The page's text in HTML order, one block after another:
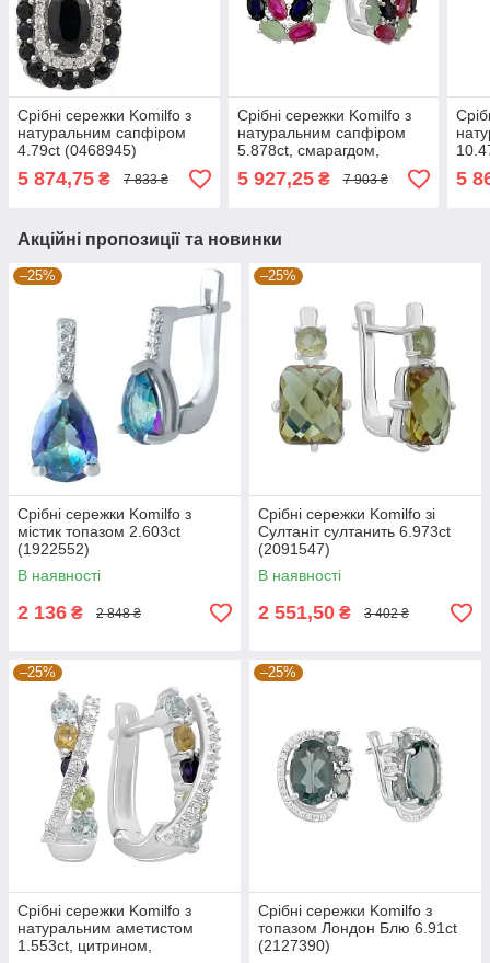
Срібні сережки Komilfo з
натуральним сапфіром
4.79ct (0468945)
5 874,75 ₴ 7 833 ₴
Срібні сережки Komilfo з
натуральним сапфіром
5.878ct, смарагдом,
рубіном (2142652)
5 927,25₴ 7 903 ₴ 5
Акційні пропозиції та новинки
–25%
Срібні сережки Komilfo з
містик топазом 2.603ct
(1922552)
В наявності
2 136 ₴ 2 848 ₴
–25%
Срібні сережки Komilfo зі
Султаніт султанить 6.973ct
(2091547)
В наявності
2 551,50 ₴ 3 402 ₴
–25%
Срібні сережки Komilfo з
натуральним аметистом
1.553ct, цитрином,
–25%
Срібні сережки Komilfo з
топазом Лондон Блю 6.91ct
(2127390)